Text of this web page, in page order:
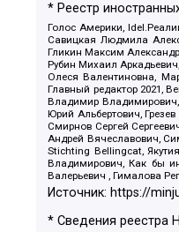
* Реестр
Голос Америки,
Савицкая Людмила
Гликин Максим
Рубин Михаил
Олеся Валентиновна,
Главный редактор 2021,
Владимир Владимирович,
Юрий Альбертович,
Смирнов Сергей
Андрей Вячеславович,
Stichting Bellingcat,
Владимирович, Как бы
Валерьевич , Гималова
Источник: https://
* Сведения реестра